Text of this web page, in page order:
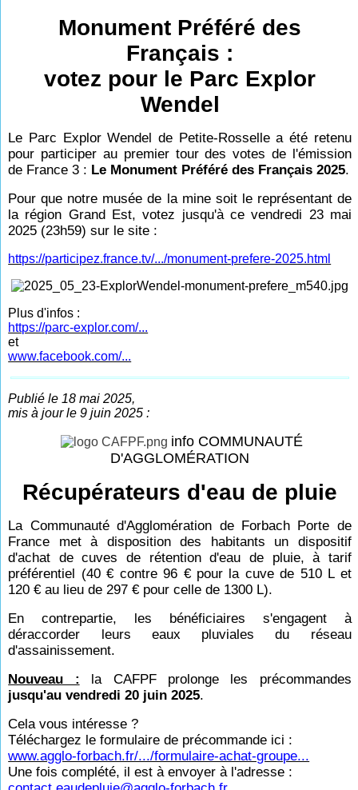
Monument Préféré des
Français :
votez pour le Parc Explor
Wendel
Le Parc Explor Wendel de Petite-Rosselle a été retenu
pour participer au premier tour des votes de l'émission
de France 3 : Le Monument Préféré des Français 2025.
Pour que notre musée de la mine soit le représentant de
la région Grand Est, votez jusqu'à ce vendredi 23 mai
2025 (23h59) sur le site :
https://participez.france.tv/.../monument-prefere-2025.html
Plus d'infos :
https://parc-explor.com/...
et
www.facebook.com/...
Publié le 18 mai 2025,
mis à jour le 9 juin 2025 :
info COMMUNAUTÉ
D'AGGLOMÉRATION
Récupérateurs d'eau de pluie
La Communauté d'Agglomération de Forbach Porte de
France met à disposition des habitants un dispositif
d'achat de cuves de rétention d'eau de pluie, à tarif
préférentiel (40 € contre 96 € pour la cuve de 510 L et
120 € au lieu de 297 € pour celle de 1300 L).
En contrepartie, les bénéficiaires s'engagent à
déraccorder leurs eaux pluviales du réseau
d'assainissement.
Nouveau : la CAFPF prolonge les précommandes
jusqu'au vendredi 20 juin 2025.
Cela vous intéresse ?
Téléchargez le formulaire de précommande ici :
www.agglo-forbach.fr/.../formulaire-achat-groupe...
Une fois complété, il est à envoyer à l'adresse :